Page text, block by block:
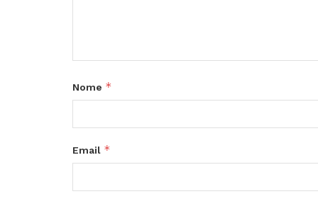
Nome *
Email *